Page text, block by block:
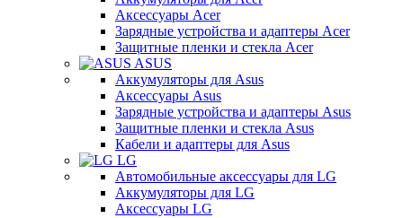
Аксессуары Acer
Зарядные устройства и адаптеры Acer
Защитные пленки и стекла Acer
ASUS
Аккумуляторы для Asus
Аксессуары Asus
Зарядные устройства и адаптеры Asus
Защитные пленки и стекла Asus
Кабели и адаптеры для Asus
LG
Автомобильные аксессуары для LG
Аккумуляторы для LG
Аксессуары LG